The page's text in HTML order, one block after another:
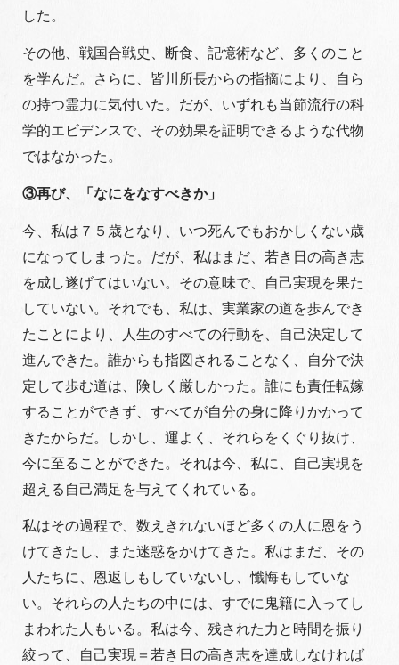
した。
その他、戦国合戦史、断食、記憶術など、多くのこと
を学んだ。さらに、皆川所長からの指摘により、自ら
の持つ霊力に気付いた。だが、いずれも当節流行の科
学的エビデンスで、その効果を証明できるような代物
ではなかった。
③再び、「なにをなすべきか」
今、私は７５歳となり、いつ死んでもおかしくない歳
になってしまった。だが、私はまだ、若き日の高き志
を成し遂げてはいない。その意味で、自己実現を果た
していない。それでも、私は、実業家の道を歩んでき
たことにより、人生のすべての行動を、自己決定して
進んできた。誰からも指図されることなく、自分で決
定して歩む道は、険しく厳しかった。誰にも責任転嫁
することができず、すべてが自分の身に降りかかって
きたからだ。しかし、運よく、それらをくぐり抜け、
今に至ることができた。それは今、私に、自己実現を
超える自己満足を与えてくれている。
私はその過程で、数えきれないほど多くの人に恩をう
けてきたし、また迷惑をかけてきた。私はまだ、その
人たちに、恩返しもしていないし、懺悔もしていな
い。それらの人たちの中には、すでに鬼籍に入ってし
まわれた人もいる。私は今、残された力と時間を振り
絞って、自己実現＝若き日の高き志を達成しなければ